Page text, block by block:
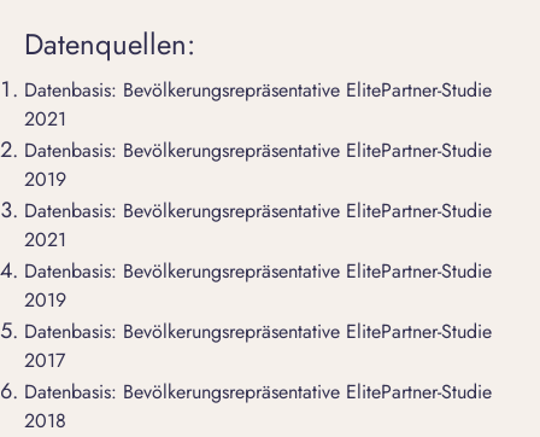
Datenquellen:
Datenbasis: Bevölkerungsrepräsentative ElitePartner-Studie
2021
Datenbasis: Bevölkerungsrepräsentative ElitePartner-Studie
2019
Datenbasis: Bevölkerungsrepräsentative ElitePartner-Studie
2021
Datenbasis: Bevölkerungsrepräsentative ElitePartner-Studie
2019
Datenbasis: Bevölkerungsrepräsentative ElitePartner-Studie
2017
Datenbasis: Bevölkerungsrepräsentative ElitePartner-Studie
2018